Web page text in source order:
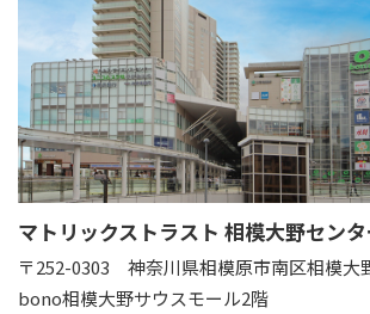
マトリックストラスト 相模大野センタ
〒252-0303 神奈川県相模原市南区相模
bono相模大野サウスモール2階